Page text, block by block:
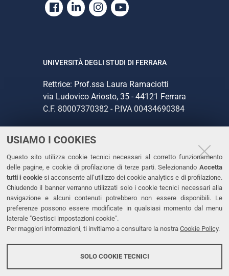
USIAMO I COOKIES
Questo sito utilizza cookie tecnici necessari al corretto funzionamento
delle pagine, e cookie di profilazione di terze parti. Selezionando Accetta
tutti i cookiesi acconsente all’utilizzo dei cookie analytics e di profilazione.
Chiudendo il banner verranno utilizzati solo i cookie tecnici necessari alla
navigazione e alcuni contenuti potrebbero non essere disponibili. Le
preferenze possono essere modificate in qualsiasi momento dal menu
laterale "Gestisci impostazioni cookie".
Per maggiori informazioni, ti invitiamo a consultare la nostra Cookie Policy.
SOLO COOKIE TECNICI
Facebook
LinkedinInstagram
Youtube
UNIVERSITÀ DEGLI STUDI DI FERRARA
Rettrice: Prof.ssa Laura Ramaciotti
via Ludovico Ariosto, 35 - 44121 Ferrara
C.F. 80007370382 - P.IVA 00434690384
CONTATTI
Tel. +39 0532 293111
Fax. +39 0532 293031
PEC
LINKS
Dichiarazione di accessibilità
Protezione dati personali